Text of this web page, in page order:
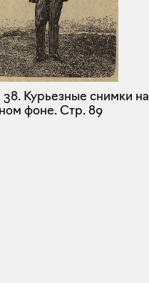
38. Курьезные снимки на
фоне. Стр. 89